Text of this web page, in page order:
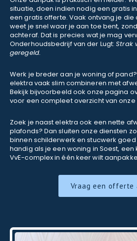
situatie, doen indien nodig een gratis
een gratis offerte. Vaak ontvang je die
weet je snel waar je aan toe bent,
achteraf. Dat is precies wat je mag
Onderhoudsbedrijf van der Lugt:Strak
geregeld.
Werk je breder aan je woning of
elektra vaak slim combineren met
Bekijk bijvoorbeeld ook onze pagina
voor een compleet overzicht van
Zoek je naast elektra ook een nette
plafonds? Dan sluiten onze diensten
binnen schilderwerk en stucwerk
handig als je een woning in Soest,
VvE-complex in één keer wilt
Vraag een offerte